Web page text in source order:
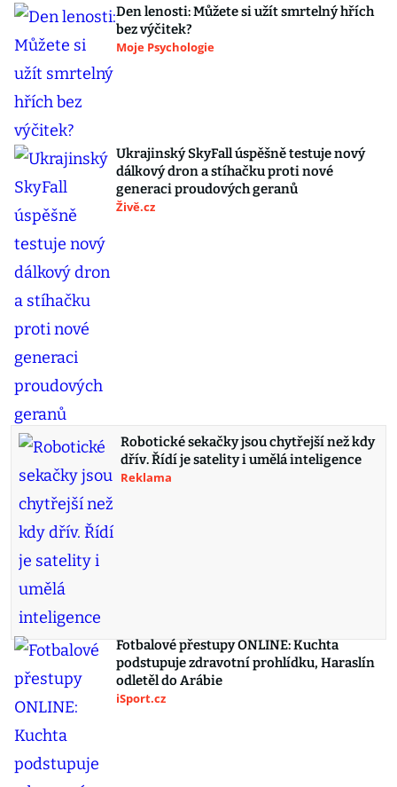
Den lenosti: Můžete si užít smrtelný hřích
bez výčitek?
Moje Psychologie
Ukrajinský SkyFall úspěšně testuje nový
dálkový dron a stíhačku proti nové
generaci proudových geranů
Živě.cz
Robotické sekačky jsou chytřejší než kdy
dřív. Řídí je satelity i umělá inteligence
Reklama
Fotbalové přestupy ONLINE: Kuchta
podstupuje zdravotní prohlídku, Haraslín
odletěl do Arábie
iSport.cz